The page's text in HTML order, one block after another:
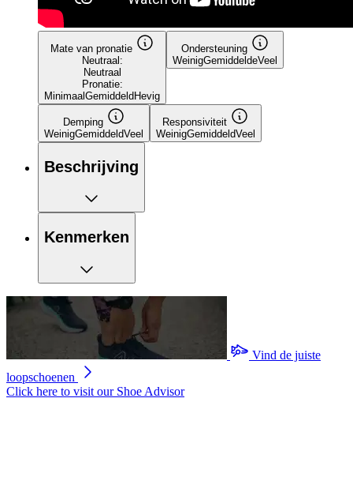
Mate van pronatie
Neutraal:
Neutraal
Pronatie:
MinimaalGemiddeld Hevig
Ondersteuning
WeinigGemiddeldeVeel
Demping
WeinigGemiddeldVeel
Responsiviteit
WeinigGemiddeldVeel
Beschrijving
Kenmerken
Vind de juiste
loopschoenen
Click here to visit our Shoe Advisor